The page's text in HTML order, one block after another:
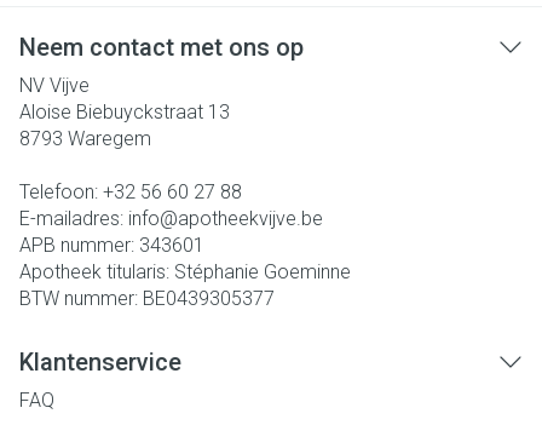
Neem contact met ons op
NV Vijve
Aloise Biebuyckstraat 13
8793 Waregem
Telefoon: +32 56 60 27 88
E-mailadres: info@apotheekvijve.be
APB nummer: 343601
Apotheek titularis: Stéphanie Goeminne
BTW nummer: BE0439305377
Klantenservice
FAQ